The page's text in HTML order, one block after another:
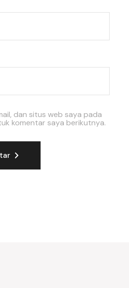
dan situs web saya pada
komentar saya berikutnya.